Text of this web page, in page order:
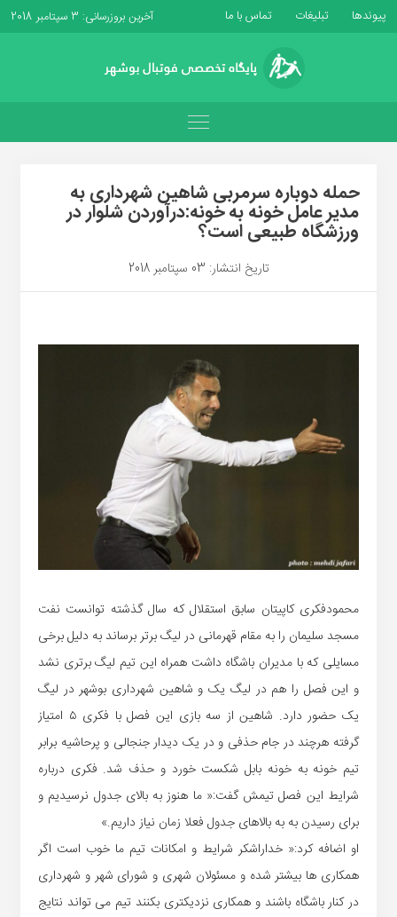
پیوندها تبلیغات تماس با ما آخرین بروزرسانی: 3 سپتامبر 2018
حمله دوباره سرمربی شاهین شهرداری به
مدیر عامل خونه به خونه:درآوردن شلوار در
ورزشگاه طبیعی است؟
تاریخ انتشار: 03 سپتامبر 2018
محمودفکری کاپیتان سابق استقلال که سال گذشته توانست نفت
مسجد سلیمان را به مقام قهرمانی در لیگ برتر برساند به دلیل برخی
مسایلی که با مدیران باشگاه داشت همراه این تیم لیگ برتری نشد
و این فصل را هم در لیگ یک و شاهین شهرداری بوشهر در لیگ
یک حضور دارد. شاهین از سه بازی این فصل با فکری ۵ امتیاز
گرفته هرچند در جام حذفی و در یک دیدار جنجالی و پرحاشیه برابر
تیم خونه به خونه بابل شکست خورد و حذف شد. فکری درباره
شرایط این فصل تیمش گفت:« ما هنوز به بالای جدول نرسیدیم و
برای رسیدن به به بالاهای جدول فعلا زمان نیاز داریم.»
او اضافه کرد:« خداراشکر شرایط و امکانات تیم ما خوب است اگر
همکاری ها بیشتر شده و مسئولان شهری و شورای شهر و شهرداری
در کنار باشگاه باشند و همکاری نزدیکتری بکنند تیم می تواند نتایج